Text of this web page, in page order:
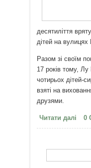
десятиліття
дітей на вулицях
Разом зі своїм
17 років тому,
чотирьох дітей-
взяті на
друзями.
Читати далі 0